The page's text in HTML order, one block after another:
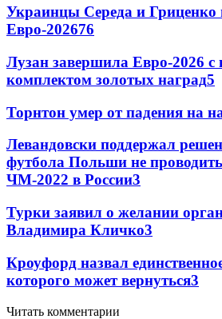
Украинцы Середа и Гриценко
Евро-202676
Лузан завершила Евро-2026
комплектом золотых наград5
Торнтон умер от падения на
Левандовски поддержал
футбола Польши не
ЧМ-2022 в России3
Турки заявил о желании
Владимира Кличко3
Кроуфорд назвал
которого может вернуться3
Читать комментарии